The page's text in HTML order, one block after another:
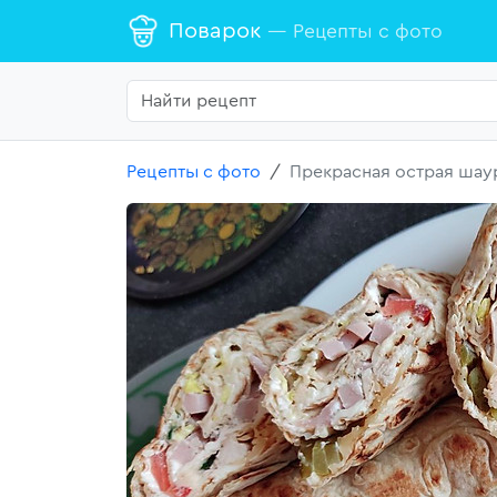
Поварок — Рецепты с фото
Рецепты с фото Прекрасная острая